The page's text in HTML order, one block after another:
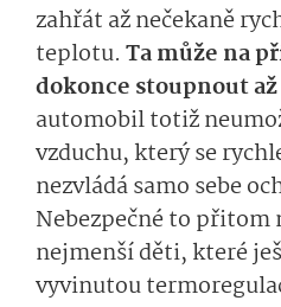
zahřát až nečekaně
teplotu. Ta může na
dokonce stoupnout až
automobil totiž
vzduchu, který se
nezvládá samo sebe
Nebezpečné to přitom
nejmenší děti, které
vyvinutou